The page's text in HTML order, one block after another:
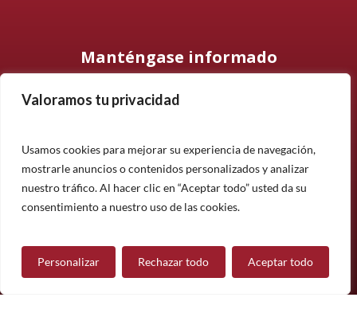
Valoramos tu privacidad
Usamos cookies para mejorar su experiencia de navegación,
mostrarle anuncios o contenidos personalizados y analizar
nuestro tráfico. Al hacer clic en “Aceptar todo” usted da su
consentimiento a nuestro uso de las cookies.
Personalizar Rechazar todo Aceptar todo
Manténgase informado
Suscríbase a nuestro boletín informativo y manténgase
noticias.
Suscríbete
¿Tiene alguna pregunta?
Contáctanos